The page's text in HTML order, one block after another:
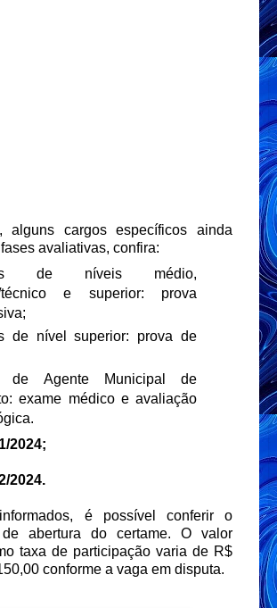
alguns cargos específicos ainda
avaliativas, confira:
de níveis médio,
técnico e superior: prova
de nível superior: prova de
de Agente Municipal de
exame médico e avaliação
2024;
2024.
é possível conferir o
de abertura do certame. O valor
taxa de participação varia de R$
conforme a vaga em disputa.